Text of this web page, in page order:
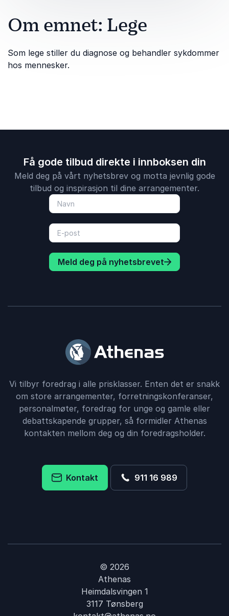
Om emnet: Lege
Som lege stiller du diagnose og behandler sykdommer
hos mennesker.
Få gode tilbud direkte i innboksen din
Meld deg på vårt nyhetsbrev og motta jevnlig gode
tilbud og inspirasjon til dine arrangementer.
Meld deg på nyhetsbrevet
Vi tilbyr foredrag i alle prisklasser. Enten det er snakk
om store arrangementer, forretningskonferanser,
personalmøter, foredrag for unge og gamle eller
debattskapende grupper, så formidler Athenas
kontakten mellom deg og din foredragsholder.
Kontakt 911 16 989
© 2026
Athenas
Heimdalsvingen 1
3117 Tønsberg